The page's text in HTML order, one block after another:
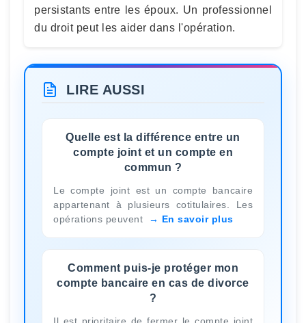
persistants entre les époux. Un professionnel
du droit peut les aider dans l'opération.
LIRE AUSSI
Quelle est la différence entre un
compte joint et un compte en
commun ?
Le compte joint est un compte bancaire
appartenant à plusieurs cotitulaires. Les
opérations peuvent
En savoir plus
Comment puis-je protéger mon
compte bancaire en cas de divorce
?